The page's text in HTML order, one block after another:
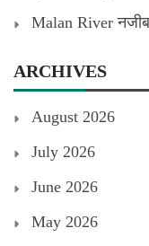
Malan River
ARCHIVES
August 2026
July 2026
June 2026
May 2026